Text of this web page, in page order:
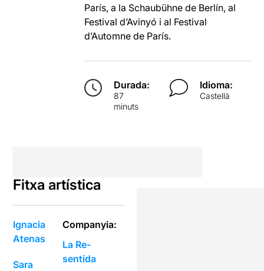
París, a la Schaubühne de Berlín, al
Festival d’Avinyó i al Festival
d’Automne de París.
Durada:
87
minuts
Idioma:
Castellà
Fitxa artística
Ignacia
Atenas
Sara
Companyia:
La Re-
sentida